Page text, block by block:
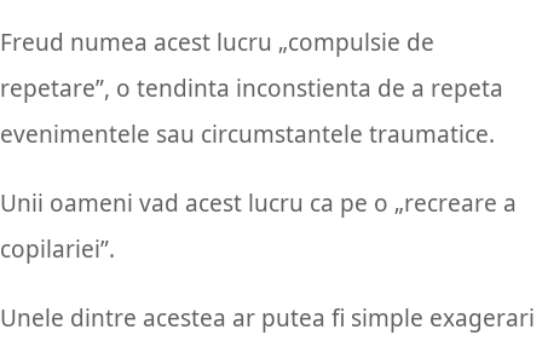
Freud numea acest lucru „compulsie de
repetare”, o tendinta inconstienta de a repeta
evenimentele sau circumstantele traumatice.
Unii oameni vad acest lucru ca pe o „recreare a
copilariei”.
Unele dintre acestea ar putea fi simple exagerari